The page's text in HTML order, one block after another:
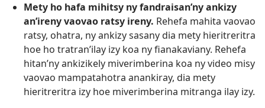
Mety ho hafa mihitsy ny fandraisan’ny ankizy
an’ireny vaovao ratsy ireny. Rehefa mahita vaovao
ratsy, ohatra, ny ankizy sasany dia mety hieritreritra
hoe ho tratran’ilay izy koa ny fianakaviany. Rehefa
hitan’ny ankizikely miverimberina koa ny video misy
vaovao mampatahotra anankiray, dia mety
hieritreritra izy hoe miverimberina mitranga ilay izy.